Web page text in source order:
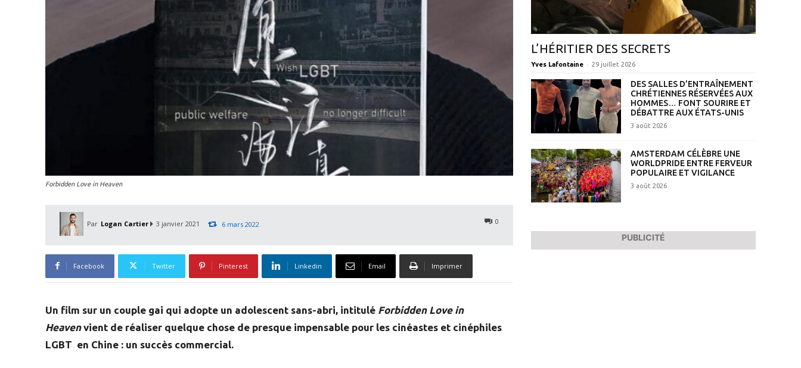
Forbidden Love in Heaven
Par Logan Cartier 3 janvier 2021 0
6 mars 2022
Facebook Twitter Pinterest Linkedin Email Imprimer
Un film sur un couple gai qui adopte un adolescent sans-abri, intitulé Forbidden Love in
Heavenvient de réaliser quelque chose de presque impensable pour les cinéastes et cinéphiles
LGBT en Chine : un succès commercial.
L’HÉRITIER DES SECRETS
Yves Lafontaine - 29 juillet 2026
DES SALLES D’ENTRAÎNEMENT
CHRÉTIENNES RÉSERVÉES AUX
HOMMES… FONT SOURIRE ET
DÉBATTRE AUX ÉTATS-UNIS
3 août 2026
AMSTERDAM CÉLÈBRE UNE
WORLDPRIDE ENTRE FERVEUR
POPULAIRE ET VIGILANCE
3 août 2026
PUBLICITÉ